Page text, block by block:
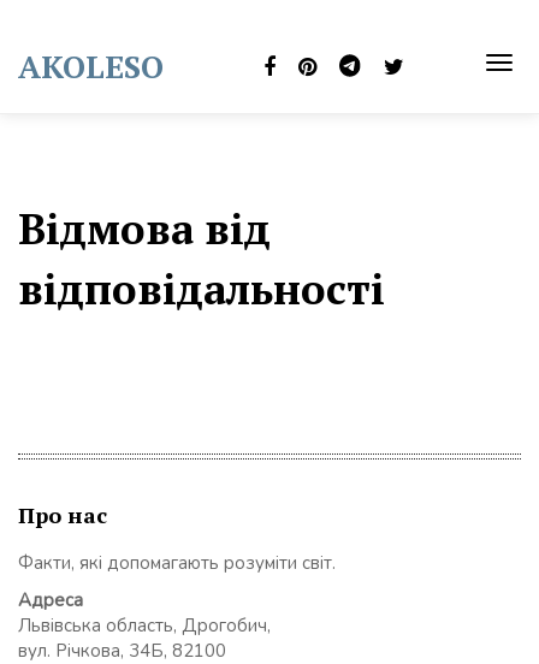
content
AKOLESO
Відмова від
відповідальності
Про нас
Факти, які допомагають розуміти світ.
Адреса
Львівська область, Дрогобич,
вул. Річкова, 34Б, 82100